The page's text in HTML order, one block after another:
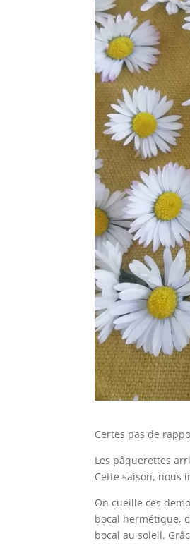
Certes pas de
Les pâquerettes
Cette saison, nous
On cueille ces
bocal hermétique,
bocal au soleil.